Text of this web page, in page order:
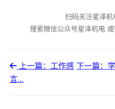
扫码关注星泽机
搜索微信公众号星泽机电
上一篇：工作感
言...
下一篇：